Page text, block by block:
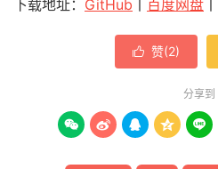
下载地址： GitHub 百度网盘
 赞(2)
分享到
    